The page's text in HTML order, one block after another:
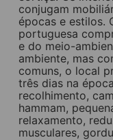
conjugam
épocas e estilos.
portuguesa
e do meio-
ambiente, mas
comuns, o local
três dias na
recolhimento,
hammam,
relaxamento,
musculares,